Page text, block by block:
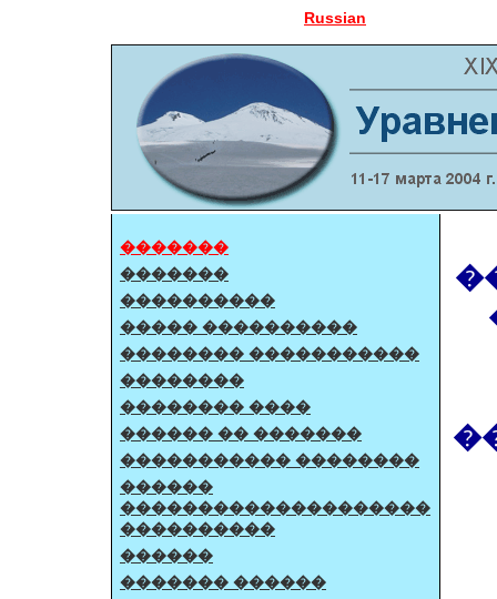
Russian
�������
�������
����������
����� ����������
�������� �����������
��������
�������� ����
������ �� �������
����������� ��������
������
��������������������
����������
������
������� ������